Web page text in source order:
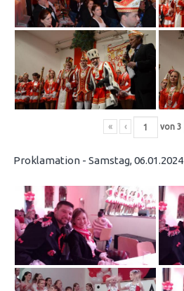
« ‹ von 3
Proklamation - Samstag, 06.01.2024